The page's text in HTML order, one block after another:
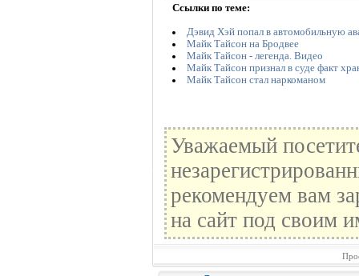
Ссылки по теме:
Дэвид Хэй попал в автомобильную
Майк Тайсон на Бродвее
Майк Тайсон - легенда. Видео
Майк Тайсон признал в суде факт
Майк Тайсон стал наркоманом
Уважаемый
рекомендуем вам
на сайт под своим